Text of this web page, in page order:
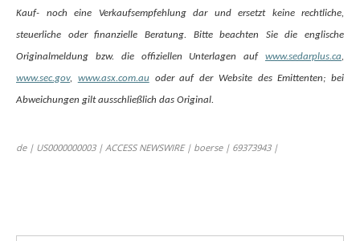
Kauf- noch eine Verkaufsempfehlung dar und ersetzt keine rechtliche,
steuerliche oder finanzielle Beratung. Bitte beachten Sie die englische
Originalmeldung bzw. die offiziellen Unterlagen auf www.sedarplus.ca,
www.sec.gov, www.asx.com.auoder auf der Website des Emittenten; bei
Abweichungen gilt ausschließlich das Original.
de | US0000000003 | ACCESS NEWSWIRE | boerse | 69373943 |